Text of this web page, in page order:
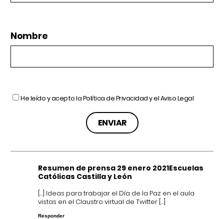
Nombre
He leído y acepto laPolítica de Privacidady elAviso Legal
Resumen de prensa 29 enero 2021Escuelas
Católicas Castilla y León
[…] Ideas para trabajar el Día de la Paz en el aula
vistas en el Claustro virtual de Twitter […]
Responder